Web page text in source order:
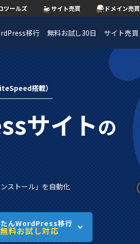
ツールズ サイト売買 ドメイン売買
移行 無料お試し30日 サイト売買
搭載）
サイトの
ストール」を自動化
んWordPress移行
無料お試し対応